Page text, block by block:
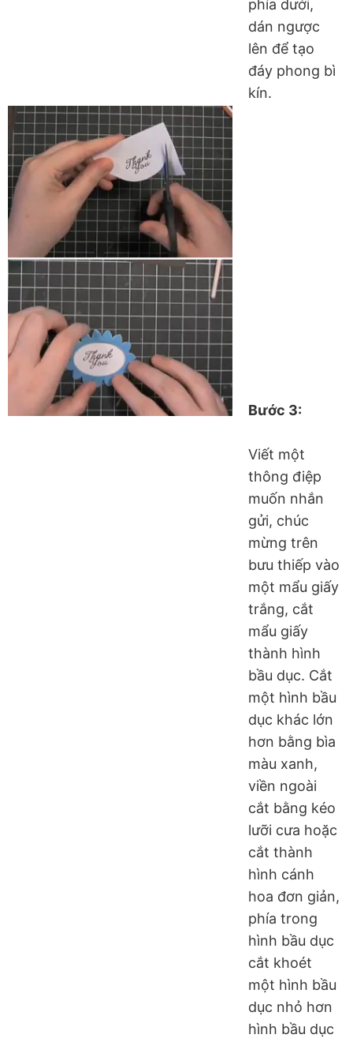
phía dưới,
dán ngược
lên để tạo
đáy phong bì
kín.
Bước 3:
Viết một
thông điệp
muốn nhắn
gửi, chúc
mừng trên
bưu thiếp vào
một mẩu giấy
trắng, cắt
mẩu giấy
thành hình
bầu dục. Cắt
một hình bầu
dục khác lớn
hơn bằng bìa
màu xanh,
viền ngoài
cắt bằng kéo
lưỡi cưa hoặc
cắt thành
hình cánh
hoa đơn giản,
phía trong
hình bầu dục
cắt khoét
một hình bầu
dục nhỏ hơn
hình bầu dục